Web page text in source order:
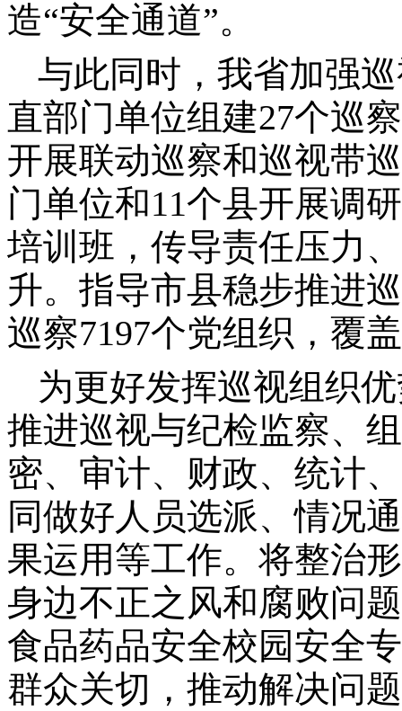
造“安全通道”。
与此同时，我省加强
直部门单位组建27个巡
开展联动巡察和巡视带
门单位和11个县开展调
培训班，传导责任压力
升。指导市县稳步推进
巡察7197个党组织，覆
为更好发挥巡视组织
推进巡视与纪检监察、
密、审计、财政、统计
同做好人员选派、情况
果运用等工作。将整治
身边不正之风和腐败问
食品药品安全校园安全
群众关切，推动解决问